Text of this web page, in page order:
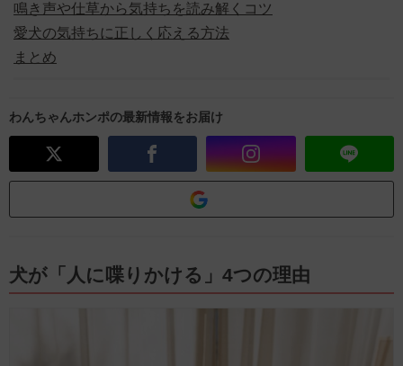
鳴き声や仕草から気持ちを読み解くコツ
愛犬の気持ちに正しく応える方法
まとめ
わんちゃんホンポの最新情報をお届け
犬が「人に喋りかける」4つの理由